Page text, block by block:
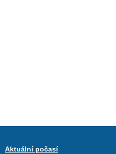
Aktuální počasí